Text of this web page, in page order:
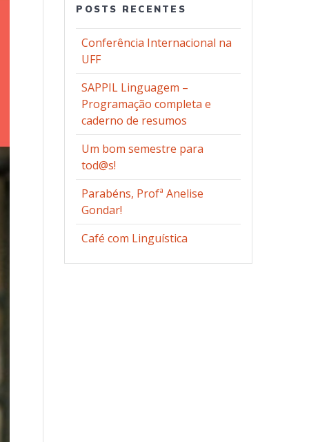
POSTS RECENTES
Conferência Internacional na
UFF
SAPPIL Linguagem –
Programação completa e
caderno de resumos
Um bom semestre para
tod@s!
Parabéns, Profª Anelise
Gondar!
Café com Linguística